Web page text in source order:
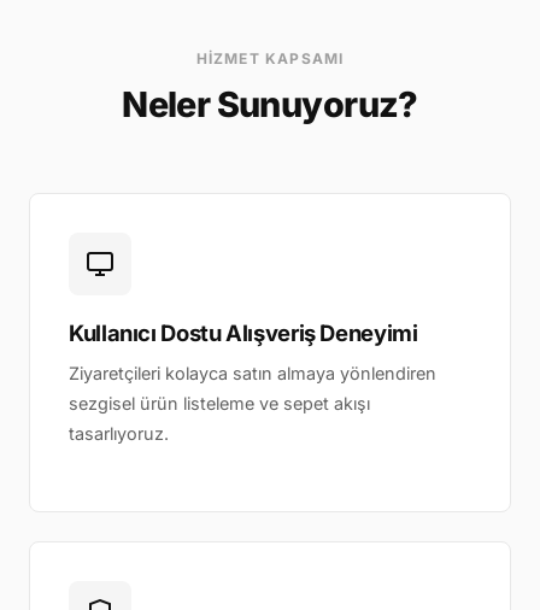
HIZMET KAPSAMI
Neler Sunuyoruz?
Kullanıcı Dostu Alışveriş Deneyimi
Ziyaretçileri kolayca satın almaya yönlendiren
sezgisel ürün listeleme ve sepet akışı
tasarlıyoruz.